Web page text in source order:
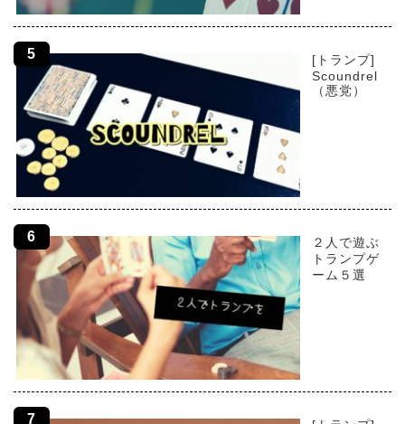
[トランプ]
Scoundrel
（悪党）
２人で遊ぶ
トランプゲ
ーム５選